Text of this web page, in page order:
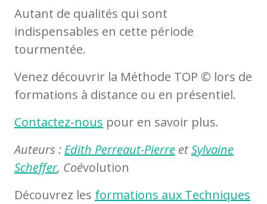
Autant de qualités qui sont
indispensables en cette période
tourmentée.
Venez découvrir la Méthode TOP © lors de
formations à distance ou en présentiel.
Contactez-nous pour en savoir plus.
Auteurs : Edith Perreaut-Pierre etSylvaine
Scheffer, Coévolution
Découvrez les formations aux Techniques